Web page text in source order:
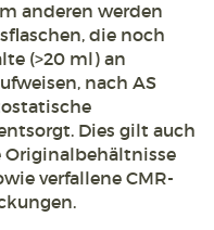
anderen werden
die noch
(>20 ml) an
nach AS
Dies gilt auch
verfallene CMR-